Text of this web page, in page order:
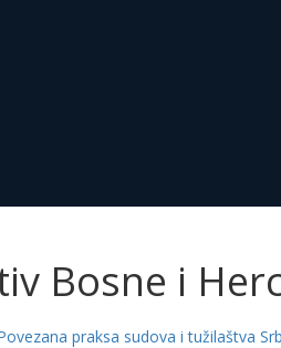
Bosne i
praksa sudova i tužilaštva